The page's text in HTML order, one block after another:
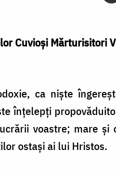
Cuvioşi Mărturisitori
ca nişte
înţelepţi
voastre; mare
ostaşi ai lui Hristos.